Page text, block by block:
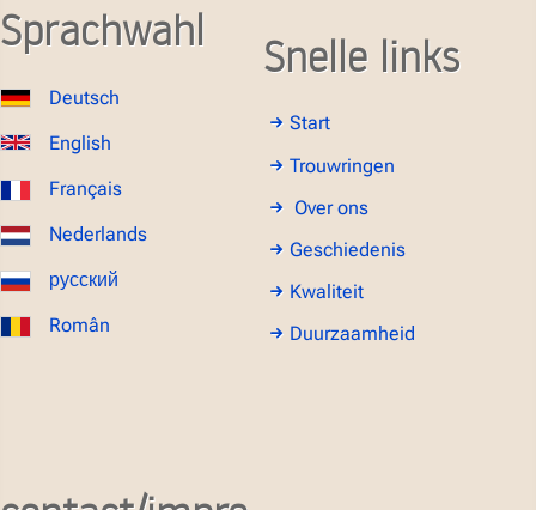
Sprachwahl
Deutsch
English
Français
Nederlands
русский
Român
Snelle links
Start
Trouwringen
Over ons
Geschiedenis
Kwaliteit
Duurzaamheid